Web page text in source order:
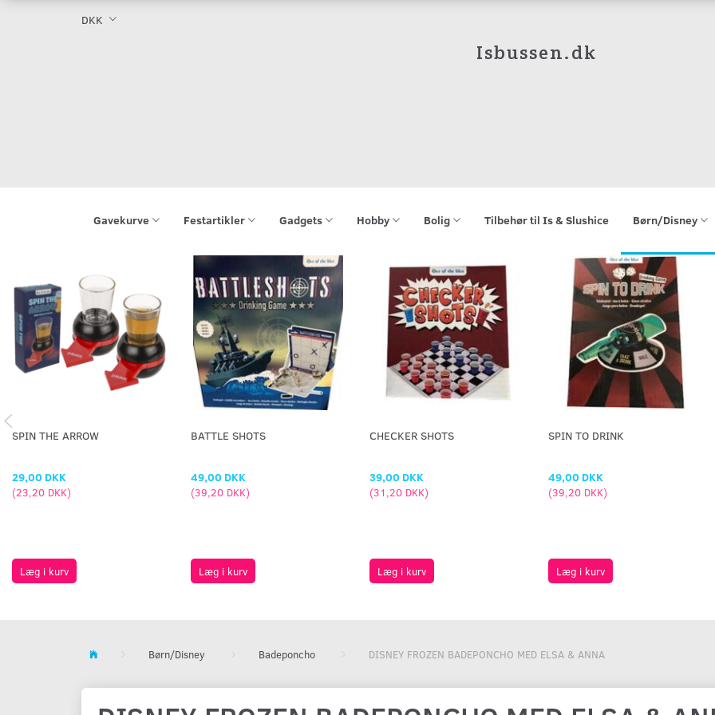
DKK
Isbussen.dk
Gavekurve Festartikler Gadgets Hobby Bolig Tilbehør til Is & Slushice Børn/Disney
SPIN THE ARROW
29,00 DKK
(23,20 DKK)
Læg i kurv
BATTLE SHOTS
49,00 DKK
(39,20 DKK)
Læg i kurv
CHECKER SHOTS
39,00 DKK
(31,20 DKK)
Læg i kurv
SPIN TO DRINK
49,00 DKK
(39,20 DKK)
Læg i kurv
Børn/Disney Badeponcho DISNEY FROZEN BADEPONCHO MED ELSA & ANNA